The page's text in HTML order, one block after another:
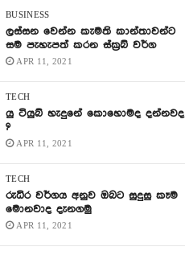
BUSINESS
ලස්සන වෙන්න කැමති කාන්තාවන්ට
සම පැහැපත් කරන ස්ක්‍රබ් වර්ග
APR 11, 2021
TECH
යු ටියුබ් හැදුනේ කොහොමද දන්නවද
?
APR 11, 2021
TECH
රුධිර වර්ගය අනුව ඔබට සුදුසු කෑම
මොනවාද දැනගමු
APR 11, 2021